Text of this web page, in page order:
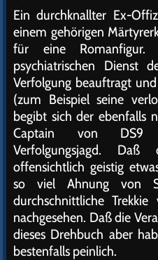
Ein durchknallter Ex-
einem gehörigen
für eine
psychiatrischen Dienst
Verfolgung beauftragt
(zum Beispiel seine
begibt sich der ebenfalls
Captain von DS9
Verfolgungsjagd.
offensichtlich geistig
so viel Ahnung von
durchschnittliche
nachgesehen. Daß die
dieses Drehbuch aber
bestenfalls peinlich.